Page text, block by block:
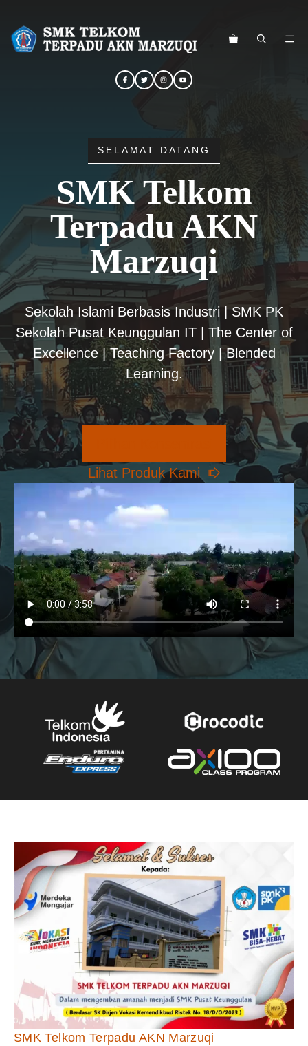
SELAMAT DATANG
SMK Telkom
Terpadu AKN
Marzuqi
Sekolah Islami Berbasis Industri | SMK PK
Sekolah Pusat Keunggulan IT | The Center of
Excellence | Teaching Factory | Blended
Learning.
Lihat Produk Kami
SMK Telkom Terpadu AKN Marzuqi